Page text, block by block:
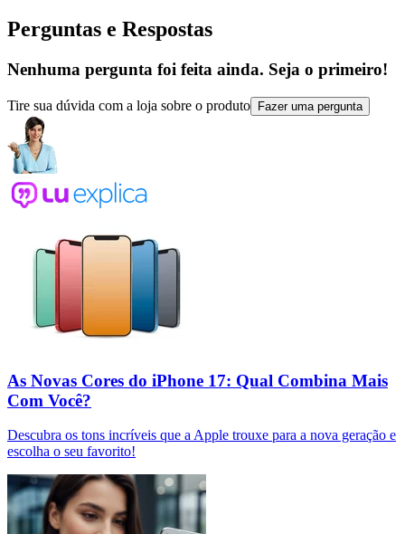
Perguntas e Respostas
Nenhuma pergunta foi feita ainda. Seja o primeiro!
Tire sua dúvida com a loja sobre o produto Fazer uma pergunta
As Novas Cores do iPhone 17: Qual Combina Mais
Com Você?
Descubra os tons incríveis que a Apple trouxe para a nova geração e
escolha o seu favorito!